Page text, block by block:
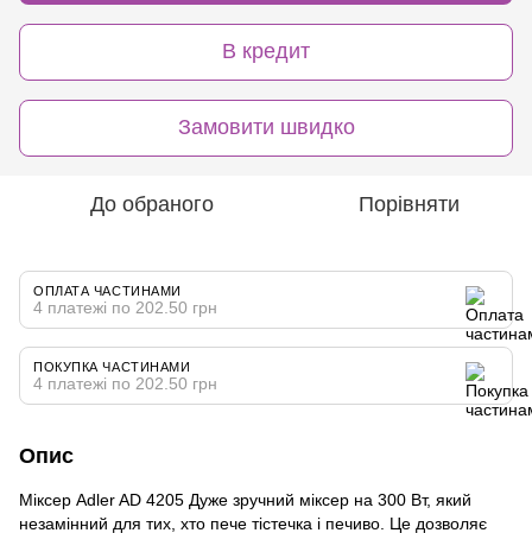
В кредит
Замовити швидко
До обраного Порівняти
ОПЛАТА ЧАСТИНАМИ
4 платежі по 202.50 грн
ПОКУПКА ЧАСТИНАМИ
4 платежі по 202.50 грн
Опис
Міксер Adler AD 4205 Дуже зручний міксер на 300 Вт, який
незамінний для тих, хто пече тістечка і печиво. Це дозволяє